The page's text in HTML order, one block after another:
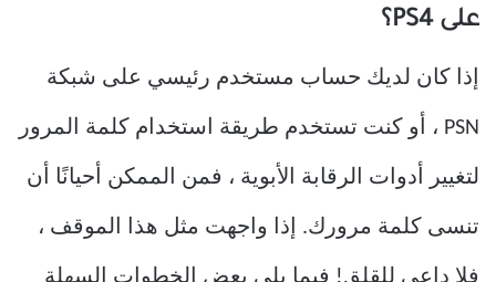
على PS4؟
إذا كان لديك حساب مستخدم رئيسي على شبكة
PSN ، أو كنت تستخدم طريقة استخدام كلمة المرور
لتغيير أدوات الرقابة الأبوية ، فمن الممكن أحيانًا أن
تنسى كلمة مرورك. إذا واجهت مثل هذا الموقف ،
فلا داعي للقلق! فيما يلي بعض الخطوات السهلة